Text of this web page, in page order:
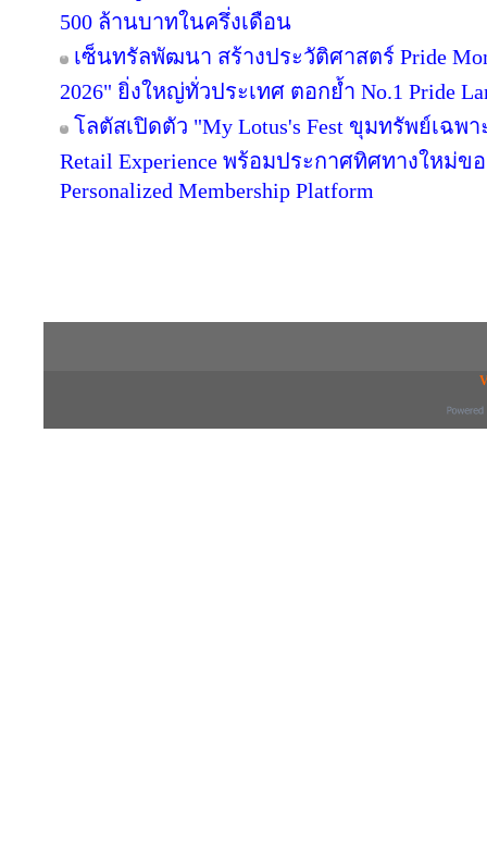
500 ล้านบาทในครึ่งเดือน
เซ็นทรัลพัฒนา สร้างประวัติศาสตร์ Pride
2026" ยิ่งใหญ่ทั่วประเทศ ตอกย้ำ No.1 Pride
โลตัสเปิดตัว "My Lotus's Fest ขุมทรัพย์เฉ
Retail Experience พร้อมประกาศทิศทางใหม่ขอ
Personalized Membership Platform